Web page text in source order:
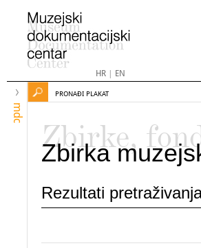
HR| EN
mdc
PRONAĐI PLAKAT
Zbirke,
Zbirka
Rezultati